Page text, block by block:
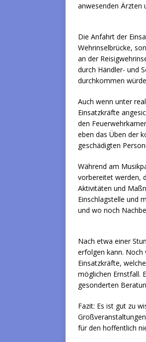
anwesenden Ärzten
Die Anfahrt der
Wehrinselbrücke,
an der
durch Händler- und
durchkommen
Auch wenn unter
Einsatzkräfte
den
eben das Üben der
geschädigten
Während am
vorbereitet werden,
Aktivitäten und
Einschlagstelle und
und wo noch
Nach etwa einer
erfolgen kann.
Einsatzkräfte,
möglichen Ernstfall.
gesonderten
Fazit: Es ist gut zu
für den hoffentlich